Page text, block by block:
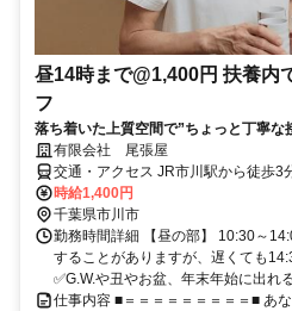
昼14時まで@1,400円 扶養内
フ
落ち着いた上質空間で”ちょっと丁寧な
有限会社 尾張屋
交通・アクセス JR市川駅から徒歩3
時給1,400円
千葉県市川市
勤務時間詳細 【昼の部】 10:30～
することがありますが、遅くても
✅G.W.や丑やお盆、年末年始に出れ
仕事内容 ■＝＝＝＝＝＝＝＝＝■ あ